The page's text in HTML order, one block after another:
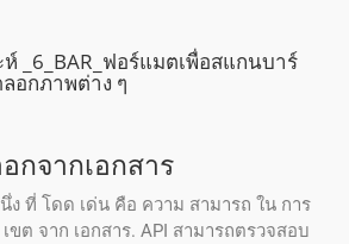
ห์ _6_BAR_ฟอร์แมตเพื่อสแกนบาร์
อกภาพต่าง ๆ
กจากเอกสาร
ง ที่ โดด เด่น คือ ความ สามารถ ใน การ
ขต จาก เอกสาร. API สามารถตรวจสอบ